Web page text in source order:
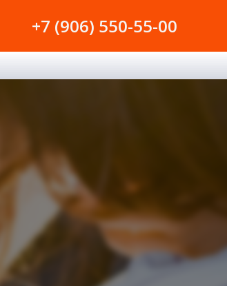
+7 (906) 550-55-00